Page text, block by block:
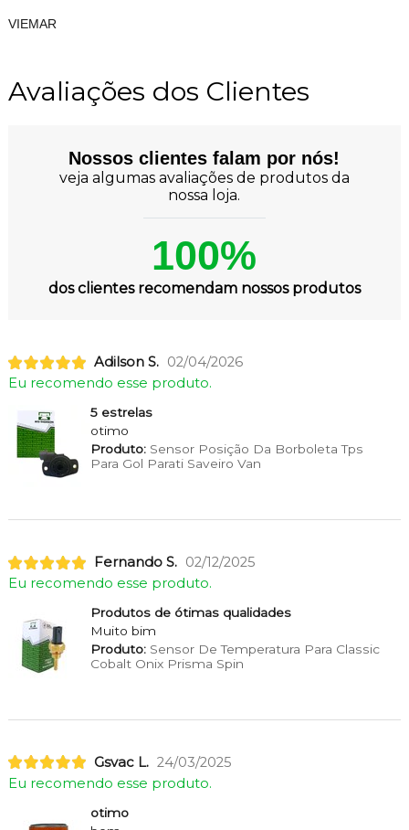
VIEMAR
Avaliações dos Clientes
Nossos clientes falam por nós!
veja algumas avaliações de produtos da
nossa loja.
100%
dos clientes recomendam nossos produtos
Adilson S. 02/04/2026
Eu recomendo esse produto.
5 estrelas
otimo
Produto:Sensor Posição Da Borboleta Tps
Para Gol Parati Saveiro Van
Fernando S. 02/12/2025
Eu recomendo esse produto.
Produtos de ótimas qualidades
Muito bim
Produto:Sensor De Temperatura Para Classic
Cobalt Onix Prisma Spin
Gsvac L. 24/03/2025
Eu recomendo esse produto.
otimo